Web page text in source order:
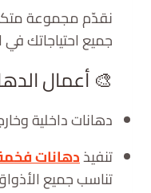
نقدّم مجموعة
جميع احتياجاتك
🎨 أعمال
دهانات داخلية
تنفيذدهانات
تناسب جميع